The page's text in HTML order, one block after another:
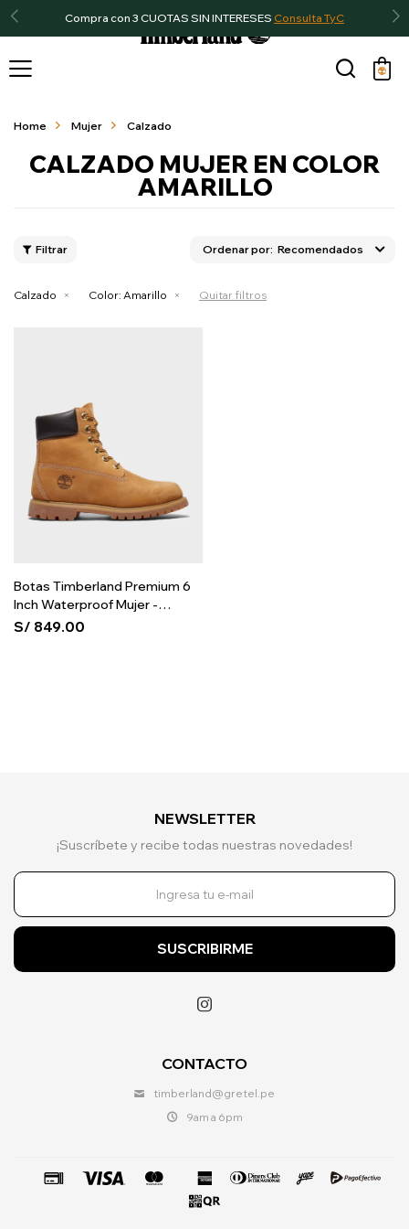
Compra con 3 CUOTAS SIN INTERESES Consulta TyC

Home Mujer Calzado
CALZADO MUJER EN COLOR
AMARILLO
Recomendados
Calzado Color: Amarillo Quitar filtros
Botas Timberland Premium 6
Inch Waterproof Mujer -
Wheat
S/ 849.00
CONTACTO
timberland@gretel.pe
9am a 6pm
NEWSLETTER
¡Suscríbete y recibe todas nuestras novedades!
SUSCRIBIRME
